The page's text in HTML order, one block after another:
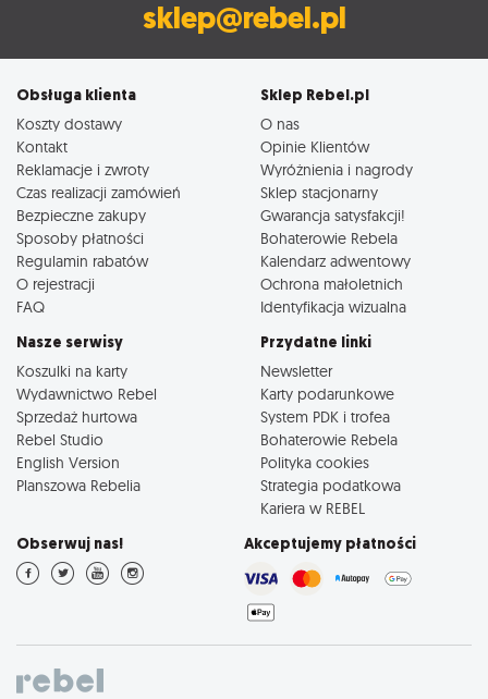
sklep@rebel.pl
Obsługa klienta
Koszty dostawy
Kontakt
Reklamacje i zwroty
Czas realizacji zamówień
Bezpieczne zakupy
Sposoby płatności
Regulamin rabatów
O rejestracji
FAQ
Sklep Rebel.pl
O nas
Opinie Klientów
Wyróżnienia i nagrody
Sklep stacjonarny
Gwarancja satysfakcji!
Bohaterowie Rebela
Kalendarz adwentowy
Ochrona małoletnich
Identyfikacja wizualna
Nasze serwisy
Koszulki na karty
Wydawnictwo Rebel
Sprzedaż hurtowa
Rebel Studio
English Version
Planszowa Rebelia
Przydatne linki
Newsletter
Karty podarunkowe
System PDK i trofea
Bohaterowie Rebela
Polityka cookies
Strategia podatkowa
Kariera w REBEL
Obserwuj nas! Akceptujemy płatności